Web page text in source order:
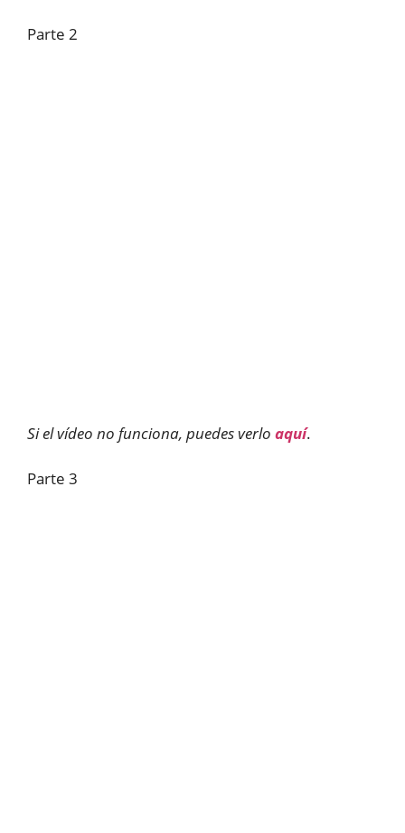
Parte 2
Si el vídeo no funciona, puedes verlo aquí.
Parte 3